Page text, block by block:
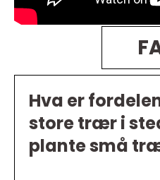
Hva er
store trær i
plante små